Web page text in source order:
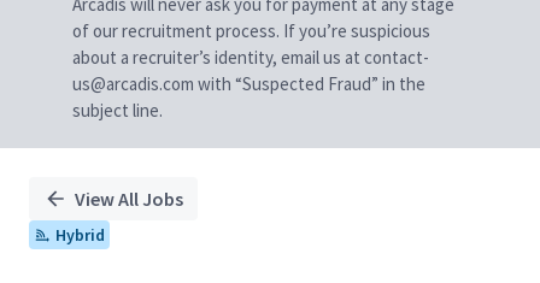
of our recruitment process. If you’re suspicious
about a recruiter’s identity, email us at contact-
us@arcadis.com with “Suspected Fraud” in the
subject line.
View All Jobs
Hybrid